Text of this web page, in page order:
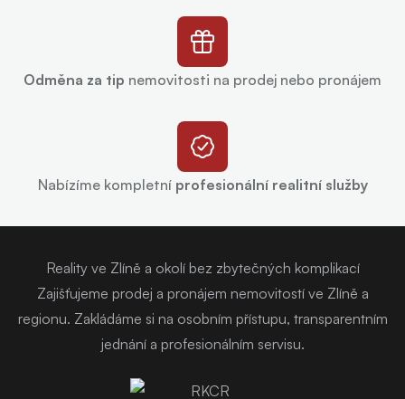
Odměna za tip nemovitosti na prodej nebo pronájem
Nabízíme kompletní profesionální realitní služby
Reality ve Zlíně a okolí bez zbytečných komplikací
Zajišťujeme prodej a pronájem nemovitostí ve Zlíně a
regionu. Zakládáme si na osobním přístupu, transparentním
jednání a profesionálním servisu.